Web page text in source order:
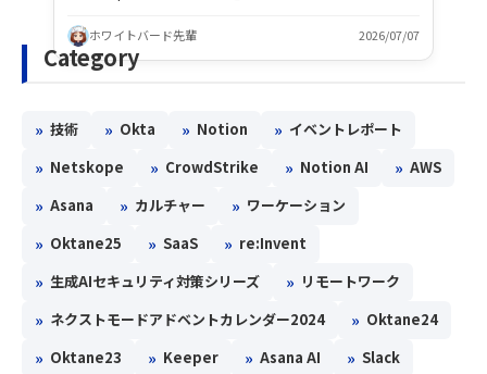
ホワイトバード先輩 2026/07/07
Category
» 技術 » Okta » Notion » イベントレポート
» Netskope » CrowdStrike » Notion AI » AWS
» Asana » カルチャー » ワーケーション
» Oktane25 » SaaS » re:Invent
» 生成AIセキュリティ対策シリーズ » リモートワーク
» ネクストモードアドベントカレンダー2024 » Oktane24
» Oktane23 » Keeper » Asana AI » Slack